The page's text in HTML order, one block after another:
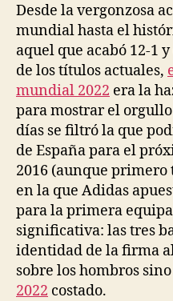
Desde la vergonzosa
mundial hasta el
aquel que acabó 12-1
de los títulos actuales,
mundial 2022 era la
para mostrar el
días se filtró la que
de España para el
2016 (aunque
en la que Adidas
para la primera
significativa: las tres
identidad de la firma
sobre los hombros
2022 costado.